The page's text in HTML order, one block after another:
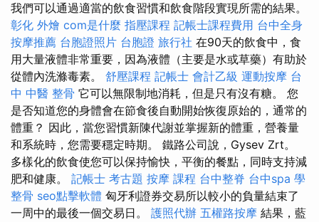
我們可以通過適當的飲食習慣和飲食階段實現所需的結果。
彰化 外燴 com是什麼 指壓課程 記帳士課程費用 台中全身
按摩推薦 台胞證照片 台胞證 旅行社 在90天的飲食中，食
用大量液體非常重要，因為液體（主要是水或草藥）有助於
從體內洗滌毒素。 舒壓課程 記帳士 會計乙級 運動按摩 台
中 中醫 整骨 它可以無限制地消耗，但是只有沒有糖。 您
是否知道您的身體會在節食後自動開始恢復原始的，通常的
體重？ 因此，當您習慣新陳代謝並掌握新的體重，營養量
和系統時，您需要穩定時期。 鐵路公司說，Gysev Zrt。
多樣化的飲食使您可以保持愉快，平衡的餐點，同時支持減
肥和健康。 記帳士 考古題 按摩 課程 台中整脊 台中spa 學
整骨 seo點擊軟體 匈牙利證券交易所以較小的負量結束了
一周中的最後一個交易日。 護照代辦 五權路按摩 結果，藍